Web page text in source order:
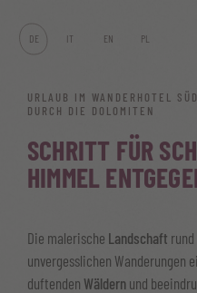
DE IT EN PL
URLAUB IM WANDERHOTEL
DURCH DIE DOLOMITEN
SCHRITT FÜR
HIMMEL
Die malerische Landschaft
unvergesslichen Wanderungen
duftenden Wäldern und